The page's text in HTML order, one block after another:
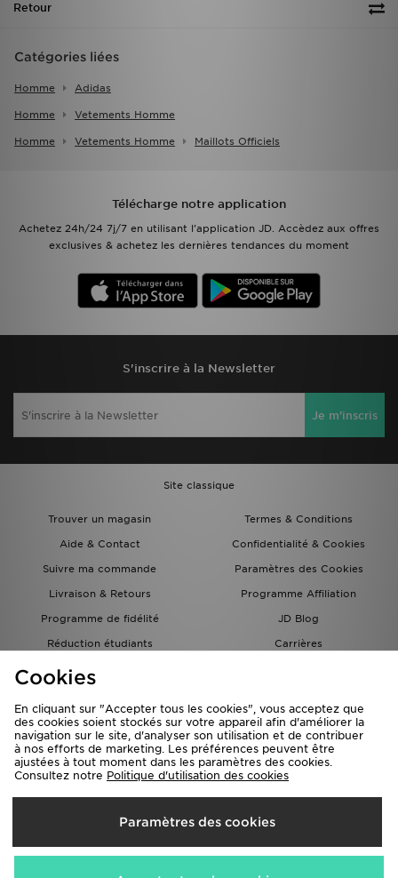
Retour
Catégories liées
Homme Adidas
Homme Vetements Homme
Homme Vetements Homme Maillots Officiels
Télécharge notre application
Achetez 24h/24 7j/7 en utilisant l'application JD. Accèdez aux offres
exclusives & achetez les dernières tendances du moment
S'inscrire à la Newsletter
Je m'inscris
Site classique
Trouver un magasin
Termes & Conditions
Aide & Contact
Confidentialité & Cookies
Suivre ma commande
Paramètres des Cookies
Livraison & Retours
Programme Affiliation
Programme de fidélité
JD Blog
Réduction étudiants
Carrières
Carte Cadeau
Livraison Vers
France
Nous acceptons les méthodes de paiement suivantes
Cookies
En cliquant sur "Accepter tous les cookies", vous acceptez que
des cookies soient stockés sur votre appareil afin d'améliorer la
navigation sur le site, d'analyser son utilisation et de contribuer
à nos efforts de marketing. Les préférences peuvent être
ajustées à tout moment dans les paramètres des cookies.
Consultez notre Politique d'utilisation des cookies
Paramètres des cookies